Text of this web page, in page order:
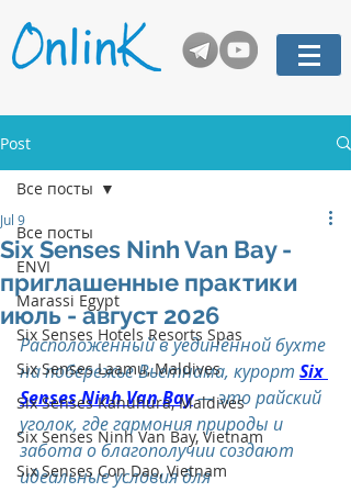
Post
Все посты
ENVI
Marassi Egypt
Six Senses Hotels Resorts Spas
Six Senses Laamu, Maldives
Six Senses Kanuhura, Maldives
Six Senses Ninh Van Bay, Vietnam
Six Senses Con Dao, Vietnam
Все посты
Six Senses Ninh Van Bay -
приглашенные практики
июль - август 2026
Jul 9
Расположенный в уединённой бухте
на побережье Вьетнама, курорт Six
Senses Ninh Van Bay — это райский
уголок, где гармония природы и
забота о благополучии создают
идеальные условия для